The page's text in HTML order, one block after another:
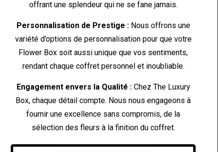
offrant une splendeur qui ne se fane jamais.
Personnalisation de Prestige :Nous offrons une
variété d’options de personnalisation pour que votre
Flower Box soit aussi unique que vos sentiments,
rendant chaque coffret personnel et inoubliable.
Engagement envers la Qualité :Chez The Luxury
Box, chaque détail compte. Nous nous engageons à
fournir une excellence sans compromis, de la
sélection des fleurs à la finition du coffret.